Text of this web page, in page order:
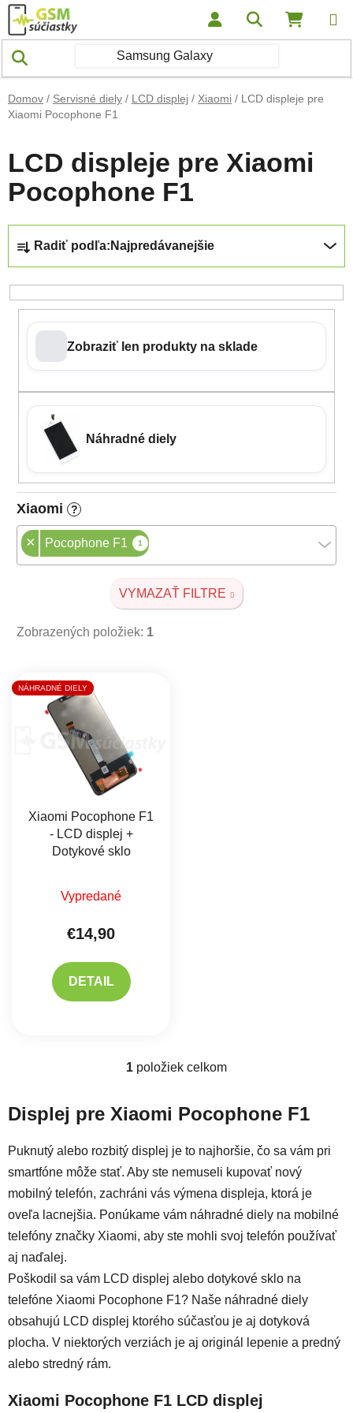
Prejsť na obsah Hľadať
Domov / Servisné diely / LCD displej / Xiaomi / LCD displeje pre
Xiaomi Pocophone F1
LCD displeje pre Xiaomi
Pocophone F1
Radiť podľa: Najpredávanejšie
Zobraziť len produkty na sklade
Náhradné diely
Xiaomi ?
× Pocophone F1 1
VYMAZAŤ FILTRE
Zobrazených položiek: 1
Výpis produktov
NÁHRADNÉ DIELY
Xiaomi Pocophone F1
- LCD displej +
Dotykové sklo
Vypredané
€14,90
DETAIL
Ovládacie prvky výpisu
1 položiek celkom
Displej pre Xiaomi Pocophone F1
Puknutý alebo rozbitý displej je to najhoršie, čo sa vám pri
smartfóne môže stať. Aby ste nemuseli kupovať nový
mobilný telefón, zachráni vás výmena displeja, ktorá je
oveľa lacnejšia. Ponúkame vám náhradné diely na mobilné
telefóny značky Xiaomi, aby ste mohli svoj telefón používať
aj naďalej.
Poškodil sa vám LCD displej alebo dotykové sklo na
telefóne Xiaomi Pocophone F1? Naše náhradné diely
obsahujú LCD displej ktorého súčasťou je aj dotyková
plocha. V niektorých verziách je aj originál lepenie a predný
alebo stredný rám.
Xiaomi Pocophone F1 LCD displej